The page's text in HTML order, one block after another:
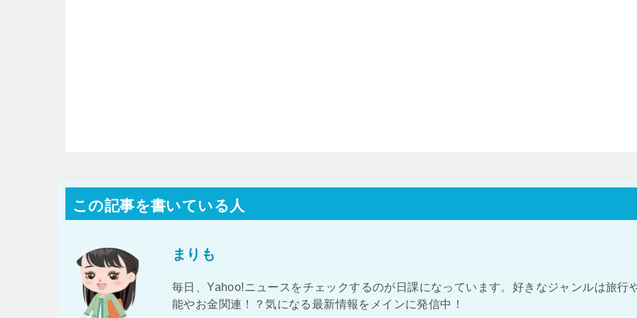
この記事を書いている人
まりも
毎日、Yahoo!ニュースをチェックするのが日課になっています。好きなジャンルは旅行
能やお金関連！？気になる最新情報をメインに発信中！